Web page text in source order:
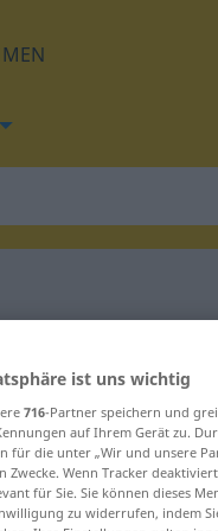
für
ist uns wichtig
716-Partner speichern und
auf Ihrem Gerät zu.
für die unter „Wir und unsere
Zwecke. Wenn Tracker
für Sie. Sie können dieses
zu widerrufen, indem